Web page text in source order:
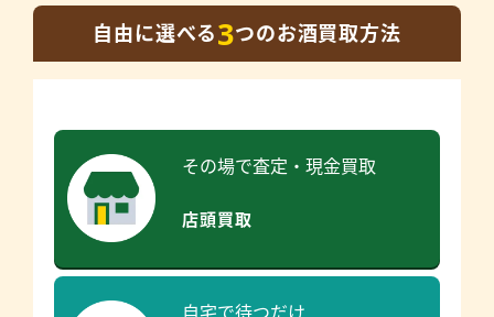
自由に選べる3つのお酒買取方法
その場で査定・現金買取
店頭買取
自宅で待つだけ